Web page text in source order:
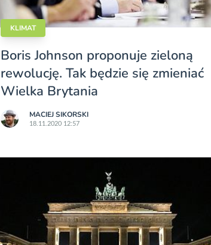
KLIMAT
Boris Johnson proponuje zieloną
rewolucję. Tak będzie się zmieniać
Wielka Brytania
MACIEJ SIKORSKI
18.11.2020 12:57